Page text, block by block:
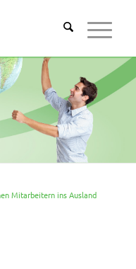
Mitarbeitern ins Ausland